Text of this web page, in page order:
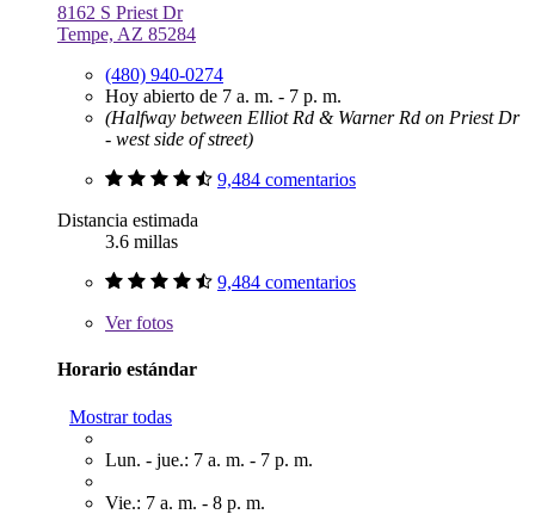
8162 S Priest Dr
Tempe, AZ 85284
(480) 940-0274
Hoy abierto de 7 a. m. - 7 p. m.
(Halfway between Elliot Rd & Warner Rd on Priest Dr
- west side of street)
9,484 comentarios
Distancia estimada
3.6 millas
9,484 comentarios
Verfotos
Horario estándar
Mostrar todas
Lun. - jue.: 7 a. m. - 7 p. m.
Vie.: 7 a. m. - 8 p. m.